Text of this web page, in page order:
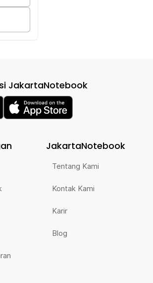
JakartaNotebook
JakartaNotebook
Tentang Kami
Kontak Kami
Karir
Blog